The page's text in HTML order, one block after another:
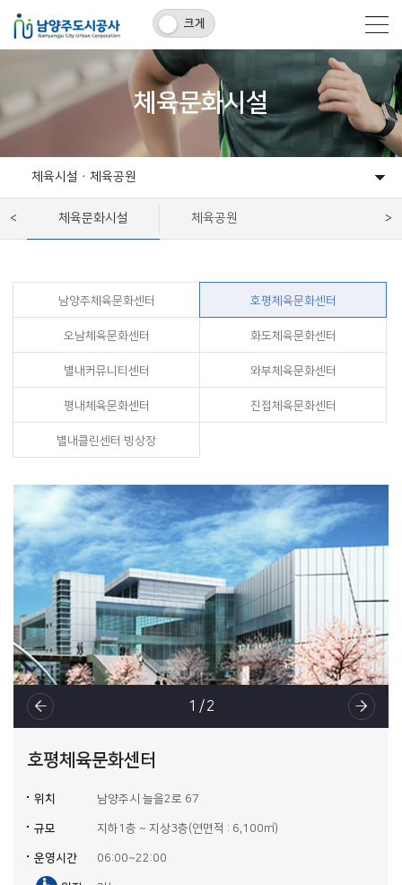
크게
체육문화시설
체육시설ㆍ체육공원
체육시설ㆍ체육공원
관내주차장
어린이ㆍ청소년시설
환경시설
역사시설체육문화시설 체육공원
남양주체육문화센터 호평체육문화센터
오남체육문화센터 화도체육문화센터
별내커뮤니티센터 와부체육문화센터
평내체육문화센터 진접체육문화센터
별내클린센터 빙상장
1 / 2
호평체육문화센터
위치 남양주시 늘을2로 67
규모 지하1층 ~ 지상3층(연면적 : 6,100㎡)
운영시간 06:00~22:00